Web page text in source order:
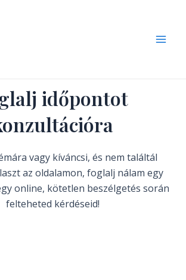
időpontot
vagy kíváncsi, és nem találtál
az oldalamon, foglalj nálam egy
online, kötetlen beszélgetés során
felteheted kérdéseid!